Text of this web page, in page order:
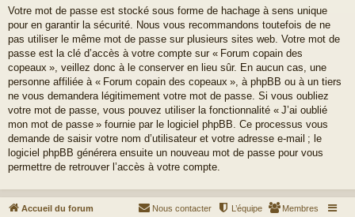
Votre mot de passe est stocké sous forme de hachage à sens unique
pour en garantir la sécurité. Nous vous recommandons toutefois de ne
pas utiliser le même mot de passe sur plusieurs sites web. Votre mot de
passe est la clé d’accès à votre compte sur « Forum copain des
copeaux », veillez donc à le conserver en lieu sûr. En aucun cas, une
personne affiliée à « Forum copain des copeaux », à phpBB ou à un tiers
ne vous demandera légitimement votre mot de passe. Si vous oubliez
votre mot de passe, vous pouvez utiliser la fonctionnalité « J’ai oublié
mon mot de passe » fournie par le logiciel phpBB. Ce processus vous
demande de saisir votre nom d’utilisateur et votre adresse e-mail ; le
logiciel phpBB générera ensuite un nouveau mot de passe pour vous
permettre de retrouver l’accès à votre compte.
Accueil du forum Membres
L’équipe
Nous contacter